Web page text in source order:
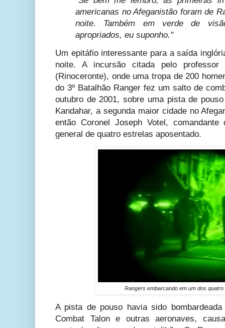
americanas no Afeganistão foram de
noite. Também em verde de
apropriados, eu suponho."
Um epitáfio interessante para a saída
noite. A incursão citada pelo
(Rinoceronte), onde uma tropa de 200
do 3º Batalhão Ranger fez um salto de
outubro de 2001, sobre uma pista de
Kandahar, a segunda maior cidade no
então Coronel Joseph Votel,
general de quatro estrelas aposentado.
Rangers embarcando em um dos
A pista de pouso havia sido
Combat Talon e outras aeronaves,